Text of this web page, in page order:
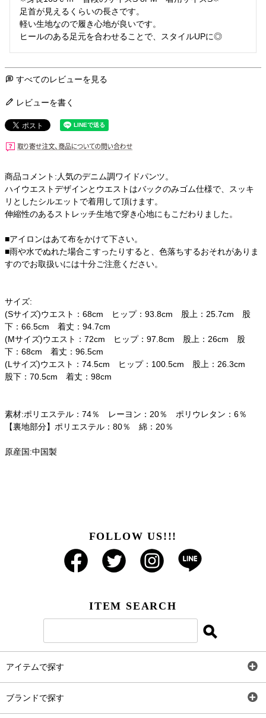
足首が見えるくらいの長さです。
軽い生地なので履き心地が良いです。
ヒールのある足元を合わせることで、スタイルUPに◎
すべてのレビューを見る
レビューを書く
商品コメント:人気のデニム調ワイドパンツ。
ハイウエストデザインとウエストはバックのみゴム仕様で、スッキ
リとしたシルエットで着用して頂けます。
伸縮性のあるストレッチ生地で穿き心地にもこだわりました。
■アイロンはあて布をかけて下さい。
■雨や水でぬれた場合こすったりすると、色落ちするおそれがありま
すのでお取扱いには十分ご注意ください。
サイズ:
(Sサイズ)ウエスト：68cm ヒップ：93.8cm 股上：25.7cm 股
下：66.5cm 着丈：94.7cm
(Mサイズ)ウエスト：72cm ヒップ：97.8cm 股上：26cm 股
下：68cm 着丈：96.5cm
(Lサイズ)ウエスト：74.5cm ヒップ：100.5cm 股上：26.3cm
股下：70.5cm 着丈：98cm
素材:ポリエステル：74％ レーヨン：20％ ポリウレタン：6％
【裏地部分】ポリエステル：80％ 綿：20％
原産国:中国製
FOLLOW US!!!
ITEM SEARCH
アイテムで探す
ブランドで探す